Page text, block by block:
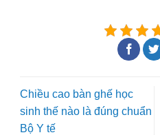
2.340.000₫.
Chiều cao bàn ghế học
sinh thế nào là đúng chuẩn
Bộ Y tế